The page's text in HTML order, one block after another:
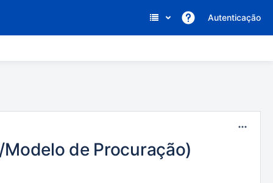
Autenticação
de Procuração)